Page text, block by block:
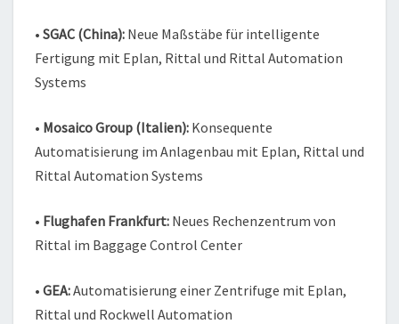
• SGAC (China): Neue Maßstäbe für intelligente
Fertigung mit Eplan, Rittal und Rittal Automation
Systems
• MosaicoGroup (Italien): Konsequente
Automatisierung im Anlagenbau mit Eplan, Rittal und
Rittal Automation Systems
• Flughafen Frankfurt: Neues Rechenzentrum von
Rittal im Baggage Control Center
• GEA:Automatisierung einer Zentrifuge mit Eplan,
Rittal und Rockwell Automation